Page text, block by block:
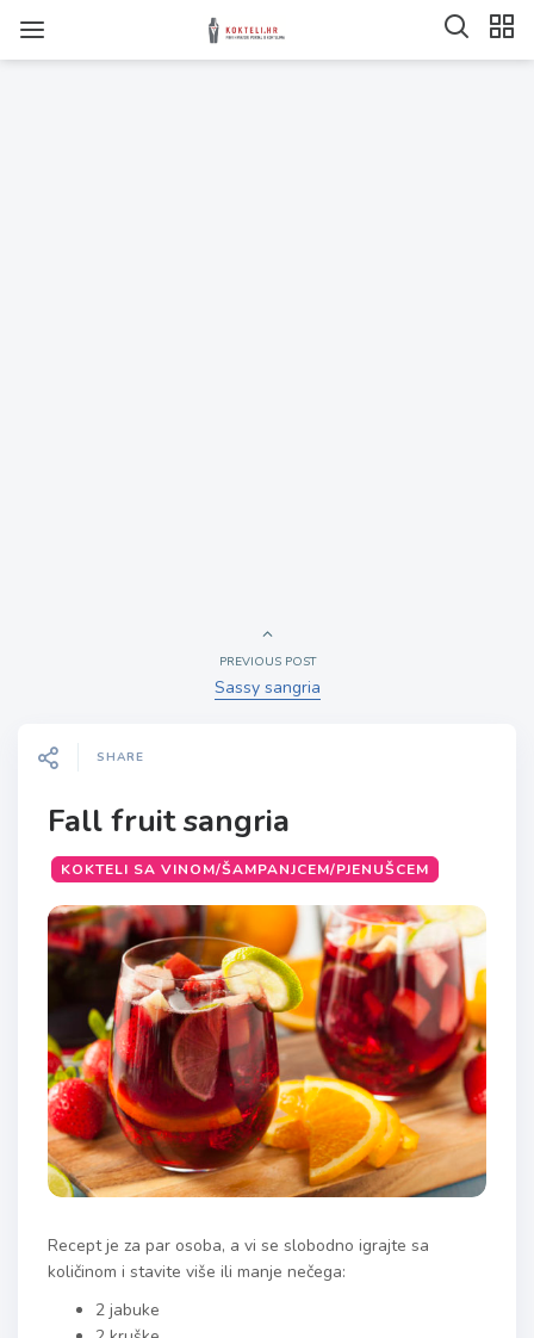
PREVIOUS POST
Sassy sangria
SHARE
Fall fruit sangria
KOKTELI SA VINOM/ŠAMPANJCEM/PJENUŠCEM
Recept je za par osoba, a vi se slobodno igrajte sa
količinom i stavite više ili manje nečega:
2 jabuke